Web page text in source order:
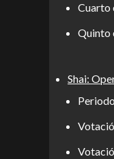
Cuarto
Quinto
Shai: